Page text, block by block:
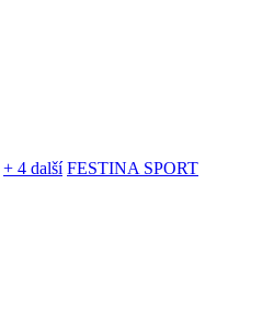
+ 4 další FESTINA SPORT